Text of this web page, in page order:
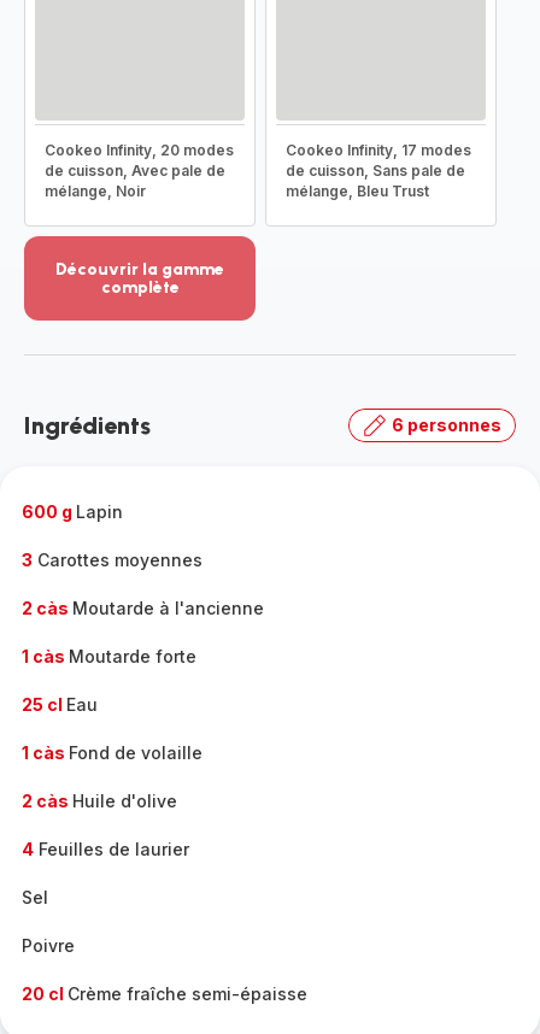
Cookeo Infinity, 20 modes
de cuisson, Avec pale de
mélange, Noir
Cookeo Infinity, 17 modes
de cuisson, Sans pale de
mélange, Bleu Trust
Découvrir la gamme
complète
-
gamme
Ingrédients 6 personnes
600 g Lapin
3 Carottes moyennes
2 càs Moutarde à l'ancienne
1 càs Moutarde forte
25 cl Eau
1 càs Fond de volaille
2 càs Huile d'olive
4 Feuilles de laurier
Sel
Poivre
20 cl Crème fraîche semi-épaisse